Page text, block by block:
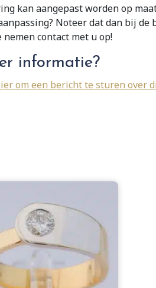
kan aangepast worden op
Noteer dat dan bij
nemen contact met u op!
informatie?
om een bericht te sturen over